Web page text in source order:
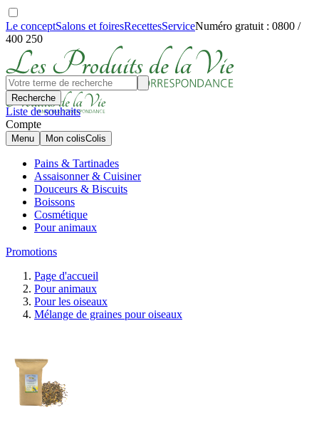
Le conceptSalons et foiresRecettesServiceNuméro gratuit : 0800 /
400 250
Recherche
Liste de souhaits
Compte
Menu Mon colisColis
Pains & Tartinades
Assaisonner & Cuisiner
Douceurs & Biscuits
Boissons
Cosmétique
Pour animaux
Promotions
Page d'accueil
Pour animaux
Pour les oiseaux
Mélange de graines pour oiseaux